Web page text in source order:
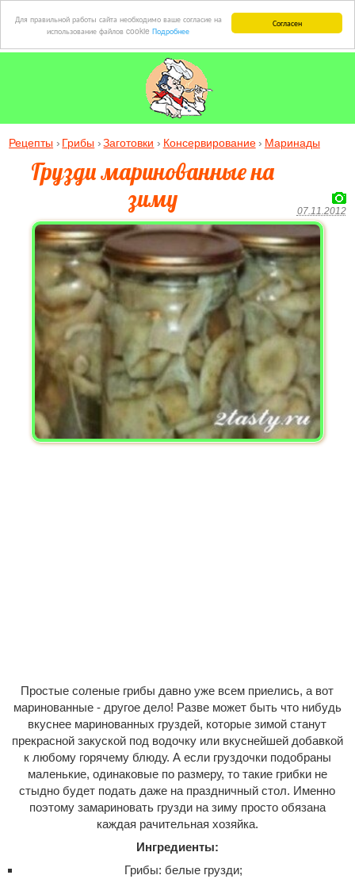
Согласен
Для правильной работы сайта необходимо ваше согласие на
использование файлов cookie Подробнее
Рецепты Грибы Заготовки Консервирование Маринады
Грузди маринованные на
зиму
07.11.2012
Простые соленые грибы давно уже всем приелись, а вот
маринованные - другое дело! Разве может быть что нибудь
вкуснее маринованных груздей, которые зимой станут
прекрасной закуской под водочку или вкуснейшей добавкой
к любому горячему блюду. А если груздочки подобраны
маленькие, одинаковые по размеру, то такие грибки не
стыдно будет подать даже на праздничный стол. Именно
поэтому замариновать грузди на зиму просто обязана
каждая рачительная хозяйка.
Ингредиенты:
Грибы: белые грузди;